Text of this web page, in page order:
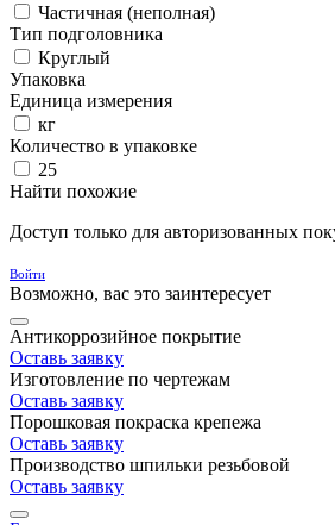
Частичная (неполная)
Тип подголовника
Круглый
Упаковка
Единица измерения
кг
Количество в упаковке
25
Найти похожие
Доступ только для авторизованных
Войти
Возможно, вас это заинтересует
Антикоррозийное покрытие
Оставь заявку
Изготовление по чертежам
Оставь заявку
Порошковая покраска крепежа
Оставь заявку
Производство шпильки резьбовой
Оставь заявку